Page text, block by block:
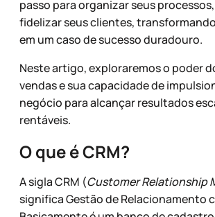
passo para organizar seus
fidelizar seus clientes,
em um caso de sucesso duradouro.
Neste artigo, exploraremos o poder
vendas e sua capacidade de
negócio para alcançar resultados
rentáveis.
O que é CRM?
A sigla CRM (Customer Relationship
significa Gestão de Relacionamento